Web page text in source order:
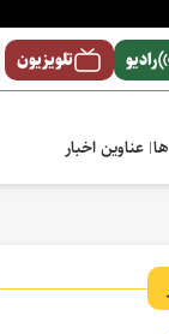
رادیو تلویزیون
عناوین اخبار